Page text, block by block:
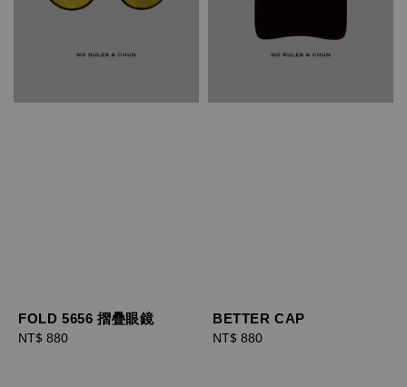
FOLD 5656 摺疊眼鏡
Regular
NT$ 880
BETTER CAP
Regular
NT$ 880